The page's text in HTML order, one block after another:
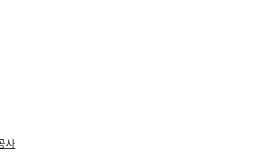
사